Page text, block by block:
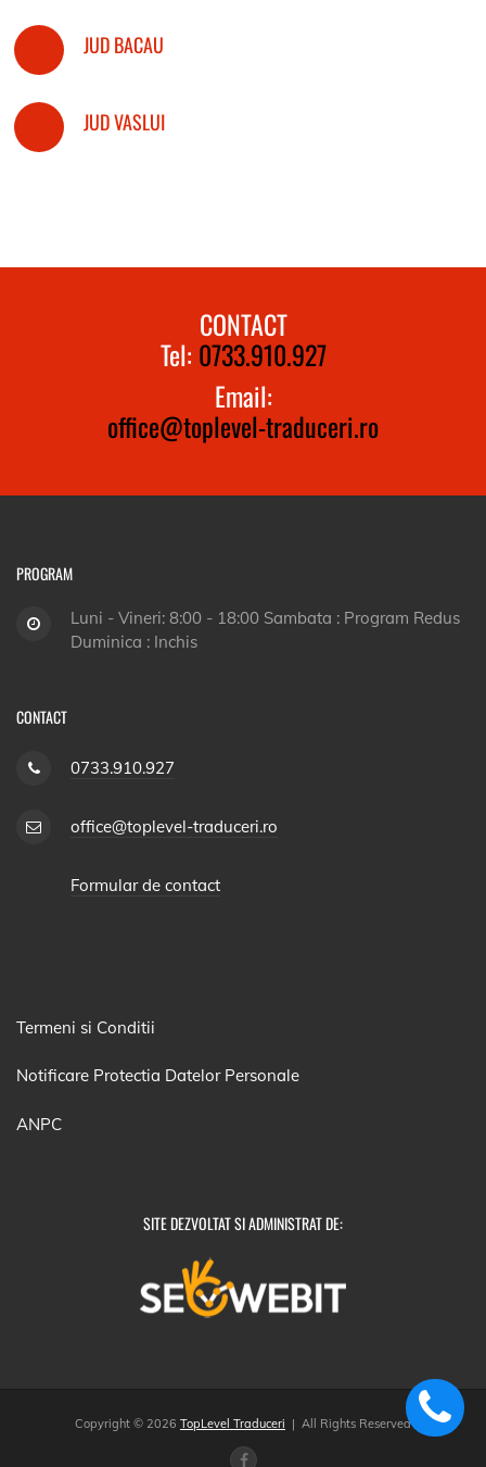
JUD BACAU
JUD VASLUI
CONTACT
Tel: 0733.910.927
Email:
office@toplevel-traduceri.ro
PROGRAM
Luni - Vineri: 8:00 - 18:00 Sambata : Program Redus
Duminica : Inchis
CONTACT
0733.910.927
office@toplevel-traduceri.ro
Formular de contact
Termeni si Conditii
Notificare Protectia Datelor Personale
ANPC
SITE DEZVOLTAT SI ADMINISTRAT DE:
Copyright © 2026 TopLevel Traduceri | All Rights Reserved